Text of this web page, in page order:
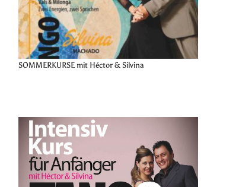
SOMMERKURSE mit Héctor & Silvina